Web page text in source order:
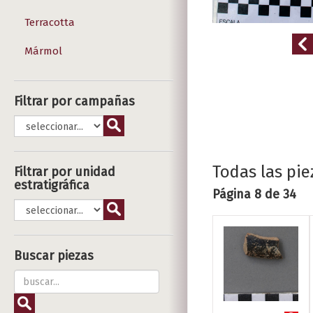
Terracotta
Mármol
Filtrar por campañas
Filtrar por unidad
estratigráfica
Buscar piezas
Todas las
Página 8 de 34